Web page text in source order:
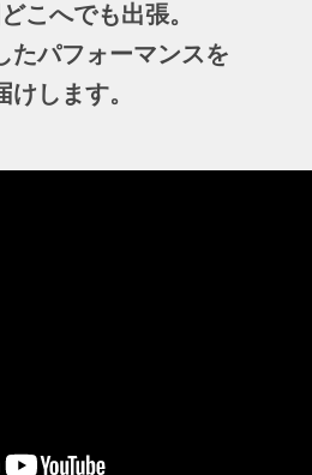
こへでも出張。
たパフォーマンスを
けします。